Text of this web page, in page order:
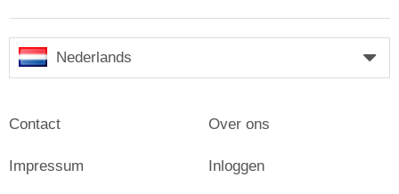
Nederlands
Contact
Impressum
Over ons
Inloggen